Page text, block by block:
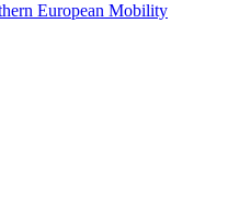
European Mobility